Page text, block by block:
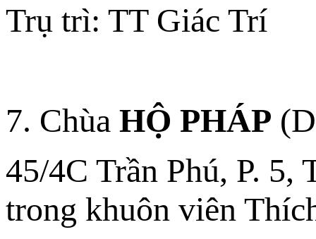
Trụ trì: TT Giác Trí
7. Chùa HỘ PHÁP
45/4C Trần Phú, P.
trong khuôn viên